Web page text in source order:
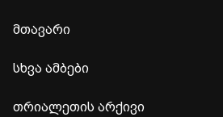
მთავარი
სხვა ამბები
თრიალეთის არქივი